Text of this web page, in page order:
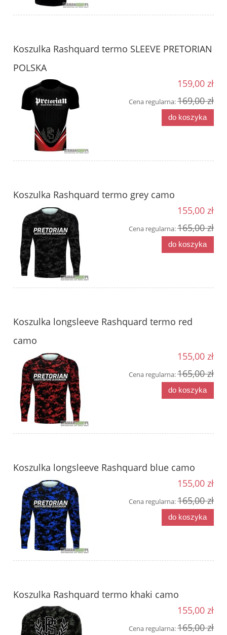
Koszulka Rashquard termo SLEEVE PRETORIAN
POLSKA
159,00 zł
Cena regularna:169,00 zł
do koszyka
Koszulka Rashquard termo grey camo
155,00 zł
Cena regularna:165,00 zł
do koszyka
Koszulka longsleeve Rashquard termo red
camo
155,00 zł
Cena regularna:165,00 zł
do koszyka
Koszulka longsleeve Rashquard blue camo
155,00 zł
Cena regularna:165,00 zł
do koszyka
Koszulka Rashquard termo khaki camo
155,00 zł
Cena regularna:165,00 zł